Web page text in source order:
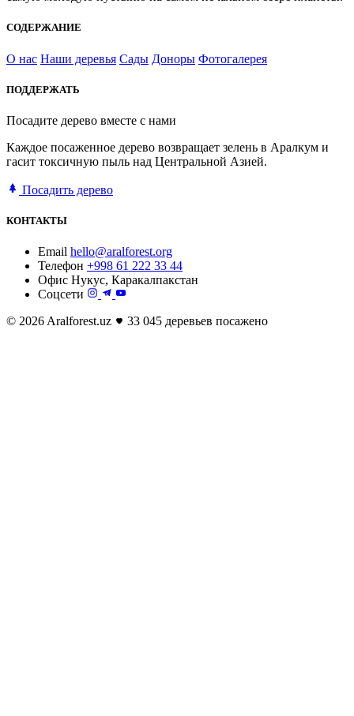
СОДЕРЖАНИЕ
О нас Наши деревья Сады Доноры Фотогалерея
ПОДДЕРЖАТЬ
Посадите дерево вместе с нами
Каждое посаженное дерево возвращает зелень в Аралкум и
гасит токсичную пыль над Центральной Азией.
Посадить дерево
КОНТАКТЫ
Email hello@aralforest.org
Телефон +998 61 222 33 44
Офис Нукус, Каракалпакстан
Соцсети
© 2026 Aralforest.uz
33 045 деревьев посажено